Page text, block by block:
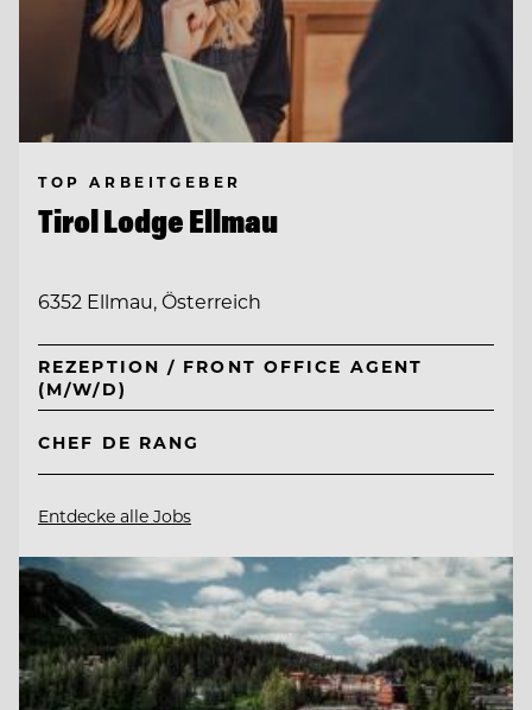
TOP ARBEITGEBER
Tirol Lodge Ellmau
6352 Ellmau, Österreich
REZEPTION / FRONT OFFICE AGENT
(M/W/D)
CHEF DE RANG
Entdecke alle Jobs